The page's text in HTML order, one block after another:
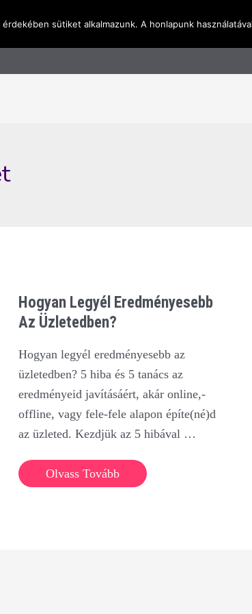
Hogyan Legyél Eredményesebb
Az Üzletedben?
Hogyan legyél eredményesebb az
üzletedben? 5 hiba és 5 tanács az
eredményeid javításáért, akár online,-
offline, vagy fele-fele alapon építe(né)d
az üzleted. Kezdjük az 5 hibával …
Hogyan
Olvass Tovább
sütiket alkalmazunk. A honlapunk